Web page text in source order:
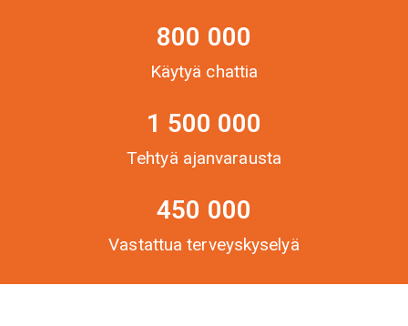
800 000
Käytyä chattia
1 500 000
Tehtyä ajanvarausta
450 000
Vastattua terveyskyselyä